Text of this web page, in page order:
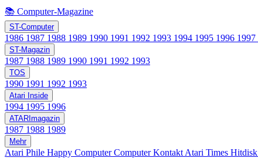
📚 Computer-Magazine
ST-Computer
1986 1987 1988 1989 1990 1991 1992 1993 1994 1995 1996 1997
ST-Magazin
1987 1988 1989 1990 1991 1992 1993
TOS
1990 1991 1992 1993
Atari Inside
1994 1995 1996
ATARImagazin
1987 1988 1989
Mehr
Atari Phile Happy ComputerComputer Kontakt Atari Times Hitdisk